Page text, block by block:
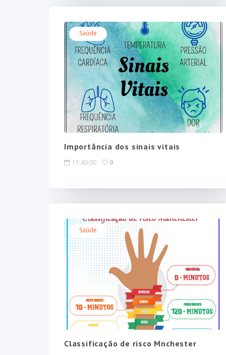
Saúde
Importância dos sinais vitais
11:40:00 0
Saúde
Classificação de risco Mnchester